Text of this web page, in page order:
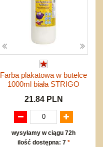
Farba plakatowa w butelce
1000ml biała STRIGO
21.84 PLN
wysyłamy w ciągu 72h
ilość dostępna: 7 *